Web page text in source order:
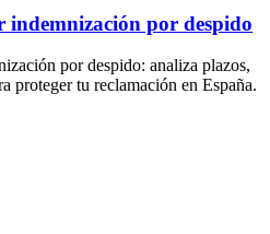
por despido
por despido: analiza plazos,
proteger tu reclamación en España.